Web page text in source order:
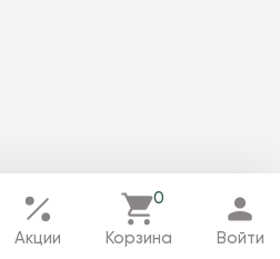
Акции
0
Корзина Войти
«МИРРЭЙ»